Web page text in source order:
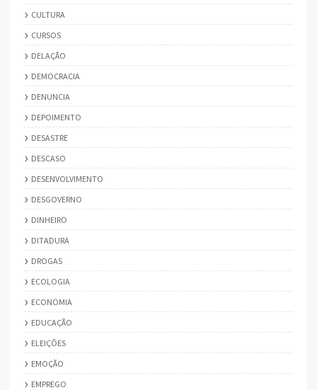
CULTURA
CURSOS
DELAÇÃO
DEMOCRACIA
DENUNCIA
DEPOIMENTO
DESASTRE
DESCASO
DESENVOLVIMENTO
DESGOVERNO
DINHEIRO
DITADURA
DROGAS
ECOLOGIA
ECONOMIA
EDUCAÇÃO
ELEIÇÕES
EMOÇÃO
EMPREGO